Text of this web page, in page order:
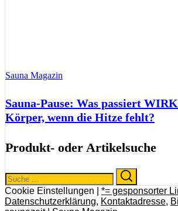
Sauna Magazin
Sauna-Pause: Was passiert
Körper, wenn die Hitze fehlt?
Produkt- oder Artikelsuche
Search
for:
Cookie Einstellungen | *= gesponsorter
Datenschutzerklärung, Kontaktadresse,